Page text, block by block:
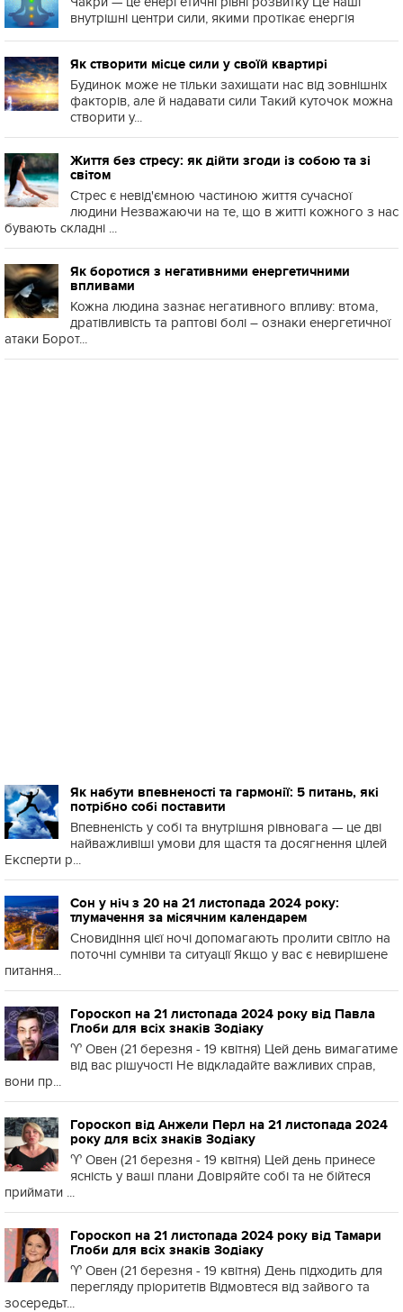
внутрішні центри сили, якими протікає енергія
Як створити місце сили у своїй квартирі
Будинок може не тільки захищати нас від зовнішніх
факторів, але й надавати сили Такий куточок можна
створити у...
Життя без стресу: як дійти згоди із собою та зі
світом
Стрес є невід'ємною частиною життя сучасної
людини Незважаючи на те, що в житті кожного з нас
бувають складні ...
Як боротися з негативними енергетичними
впливами
Кожна людина зазнає негативного впливу: втома,
дратівливість та раптові болі – ознаки енергетичної
атаки Борот...
Як набути впевненості та гармонії: 5 питань, які
потрібно собі поставити
Впевненість у собі та внутрішня рівновага — це дві
найважливіші умови для щастя та досягнення цілей
Експерти р...
Сон у ніч з 20 на 21 листопада 2024 року:
тлумачення за місячним календарем
Сновидіння цієї ночі допомагають пролити світло на
поточні сумніви та ситуації Якщо у вас є невирішене
питання...
Гороскоп на 21 листопада 2024 року від Павла
Глоби для всіх знаків Зодіаку
♈️ Овен (21 березня - 19 квітня) Цей день вимагатиме
від вас рішучості Не відкладайте важливих справ,
вони пр...
Гороскоп від Анжели Перл на 21 листопада 2024
року для всіх знаків Зодіаку
♈️ Овен (21 березня - 19 квітня) Цей день принесе
ясність у ваші плани Довіряйте собі та не бійтеся
приймати ...
Гороскоп на 21 листопада 2024 року від Тамари
Глоби для всіх знаків Зодіаку
♈️ Овен (21 березня - 19 квітня) День підходить для
перегляду пріоритетів Відмовтеся від зайвого та
зосередьт...